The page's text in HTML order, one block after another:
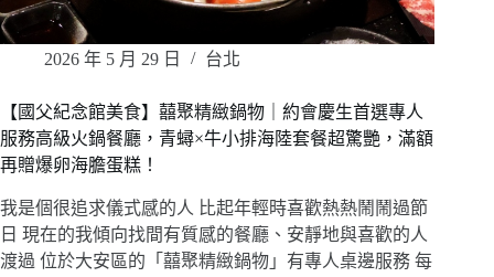
2026 年 5 月 29 日 台北
【國父紀念館美食】囍聚精緻鍋物｜約會慶生首選專人
服務高級火鍋餐廳，青蟳×牛小排海陸套餐超驚艷，滿額
再贈爆卵海膽蛋糕！
我是個很追求儀式感的人 比起年輕時喜歡熱熱鬧鬧過節
日 現在的我傾向找間有質感的餐廳、安靜地與喜歡的人
渡過 位於大安區的「囍聚精緻鍋物」有專人桌邊服務 每